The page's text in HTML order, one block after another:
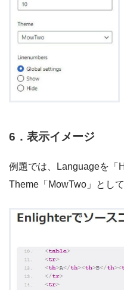
6．表示イメージ
例題では、Languageを「
Theme「MowTwo」として